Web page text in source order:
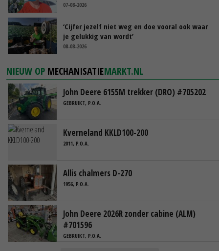
07-08-2026
‘Cijfer jezelf niet weg en doe vooral ook waar
je gelukkig van wordt’
08-08-2026
NIEUW OP MECHANISATIEMARKT.NL
John Deere 6155M trekker (DRO) #705202
GEBRUIKT, P.O.A.
Kverneland KKLD100-200
2011, P.O.A.
Allis chalmers D-270
1956, P.O.A.
John Deere 2026R zonder cabine (ALM)
#701596
GEBRUIKT, P.O.A.